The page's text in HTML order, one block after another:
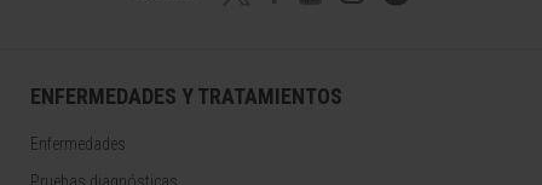
ENFERMEDADES Y TRATAMIENTOS
Enfermedades